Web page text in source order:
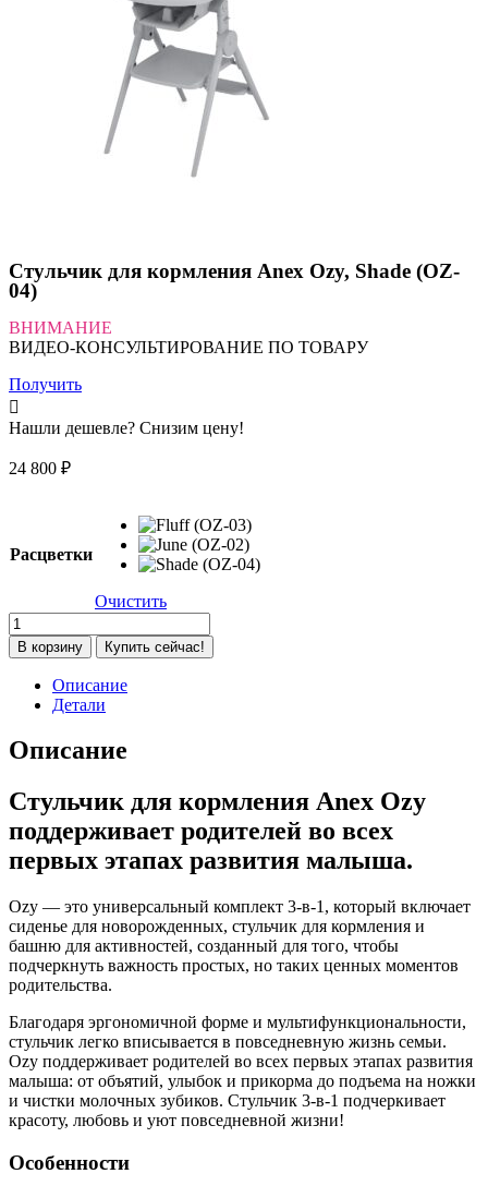
Стульчик для кормления Anex Ozy, Shade (OZ-
04)
ВНИМАНИЕ
ВИДЕО-КОНСУЛЬТИРОВАНИЕ ПО ТОВАРУ
Получить
Нашли дешевле? Снизим цену!
24 800 ₽
Расцветки
Очистить
Количество
товара
Стульчик
кормления
Ozy,
Shade
04)
В корзину Купить сейчас!
Описание
Детали
Описание
Стульчик для кормления Anex Ozy
поддерживает родителей во всех
первых этапах развития малыша.
Ozy — это универсальный комплект 3-в-1, который включает
сиденье для новорожденных, стульчик для кормления и
башню для активностей, созданный для того, чтобы
подчеркнуть важность простых, но таких ценных моментов
родительства.
Благодаря эргономичной форме и мультифункциональности,
стульчик легко вписывается в повседневную жизнь семьи.
Ozy поддерживает родителей во всех первых этапах развития
малыша: от объятий, улыбок и прикорма до подъема на ножки
и чистки молочных зубиков. Стульчик 3-в-1 подчеркивает
красоту, любовь и уют повседневной жизни!
Особенности